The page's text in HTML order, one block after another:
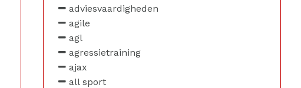
adviesvaardigheden
agile
agl
agressietraining
ajax
all sport